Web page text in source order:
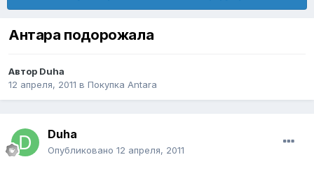
Антара подорожала
Автор Duha
12 апреля, 2011 в Покупка Antara
Duha
Опубликовано 12 апреля, 2011